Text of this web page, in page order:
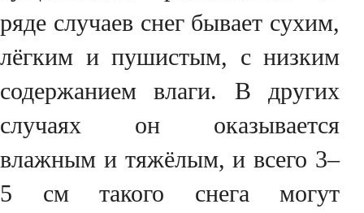
ряде случаев снег бывает сухим,
лёгким и пушистым, с низким
содержанием влаги. В других
случаях он оказывается
влажным и тяжёлым, и всего 3–
5 см такого снега могут